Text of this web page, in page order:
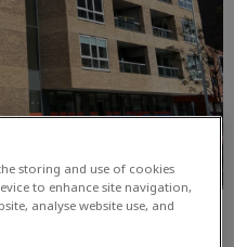
storing and use of cookies
to enhance site navigation,
analyse website use, and